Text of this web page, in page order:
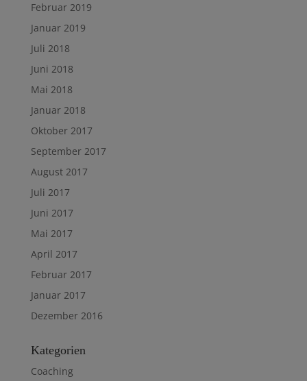
Februar 2019
Januar 2019
Juli 2018
Juni 2018
Mai 2018
Januar 2018
Oktober 2017
September 2017
August 2017
Juli 2017
Juni 2017
Mai 2017
April 2017
Februar 2017
Januar 2017
Dezember 2016
Kategorien
Coaching